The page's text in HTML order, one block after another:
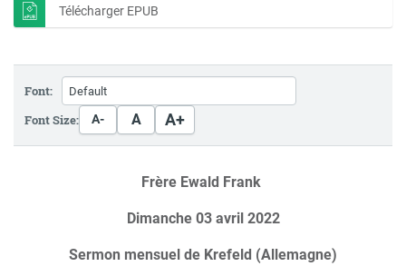
Télécharger EPUB
Font:
Font Size:
A- A A+
Frère Ewald Frank
Dimanche 03 avril 2022
Sermon mensuel de Krefeld (Allemagne)